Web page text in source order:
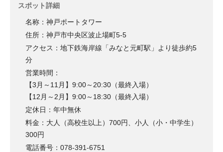
スポット詳細
名称：神戸ポートタワー
住所：神戸市中央区波止場町5-5
アクセス：地下鉄海岸線「みなと元町駅」より徒歩約5
分
営業時間：
【3月～11月】9:00～20:30（最終入場）
【12月～2月】9:00～18:30（最終入場）
定休日：年中無休
料金：大人（高校生以上）700円、小人（小・中学生）
300円
電話番号：078-391-6751